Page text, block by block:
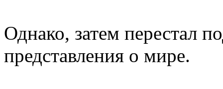
Однако, затем перестал
представления о мире.